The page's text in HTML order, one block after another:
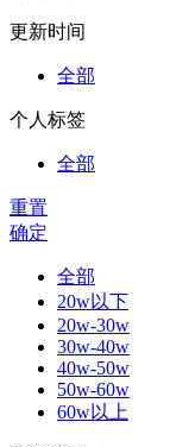
更新时间
全部
个人标签
全部
重置
确定
全部
20w以下
20w-30w
30w-40w
40w-50w
50w-60w
60w以上